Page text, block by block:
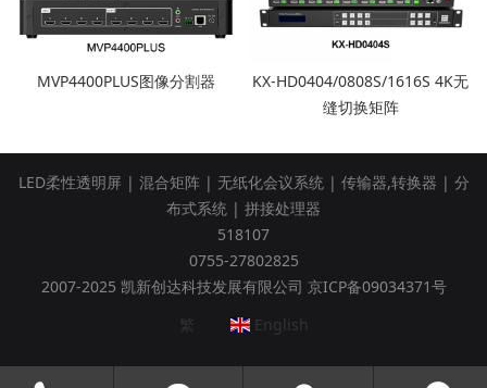
MVP4400PLUS图像分割器
KX-HD0404/0808S/1616S 4K无
缝切换矩阵
LED柔性透明屏 | 混合矩阵| 无纸化会议系统| 传输器,转换器 | 分
布式系统 | 拼接处理器
518107
0755-27802825
2007-2025 凯新创达科技发展有限公司 京ICP备09034371号
繁
English